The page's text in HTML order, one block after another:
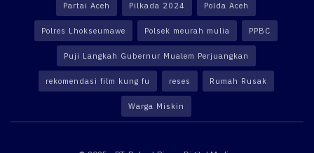
Partai Aceh Pilkada 2024 Polda Aceh
Polres Lhokseumawe Polsek meurah mulia PPBC
Puji Langkah Gubernur Mualem Perjuangkan
rekomendasi film kung fu reses Rumah Rusak
Warga Miskin